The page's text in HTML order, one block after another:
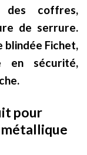
des coffres,
de serrure.
Fichet,
en sécurité,
pour